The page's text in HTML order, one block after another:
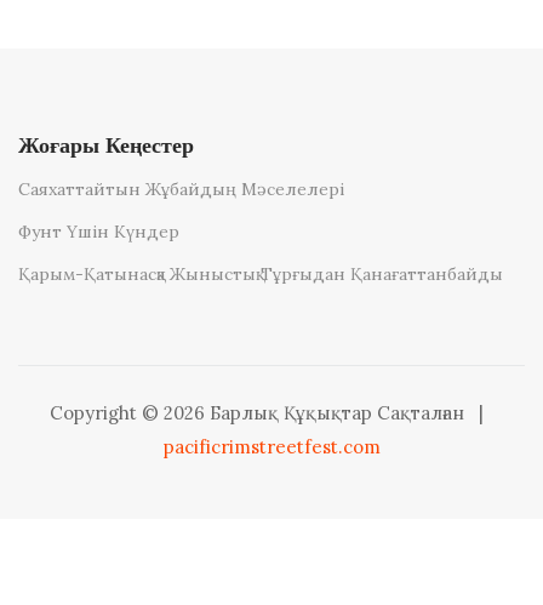
Жоғары Кеңестер
Саяхаттайтын Жұбайдың Мәселелері
Фунт Үшін Күндер
Қарым-Қатынасқа Жыныстық Тұрғыдан Қанағаттанбайды
Copyright © 2026 Барлық Құқықтар Сақталған
|
pacificrimstreetfest.com